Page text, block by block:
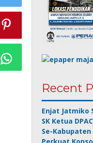
Recent
Enjat Jatmiko
SK Ketua
Se-Kabupaten